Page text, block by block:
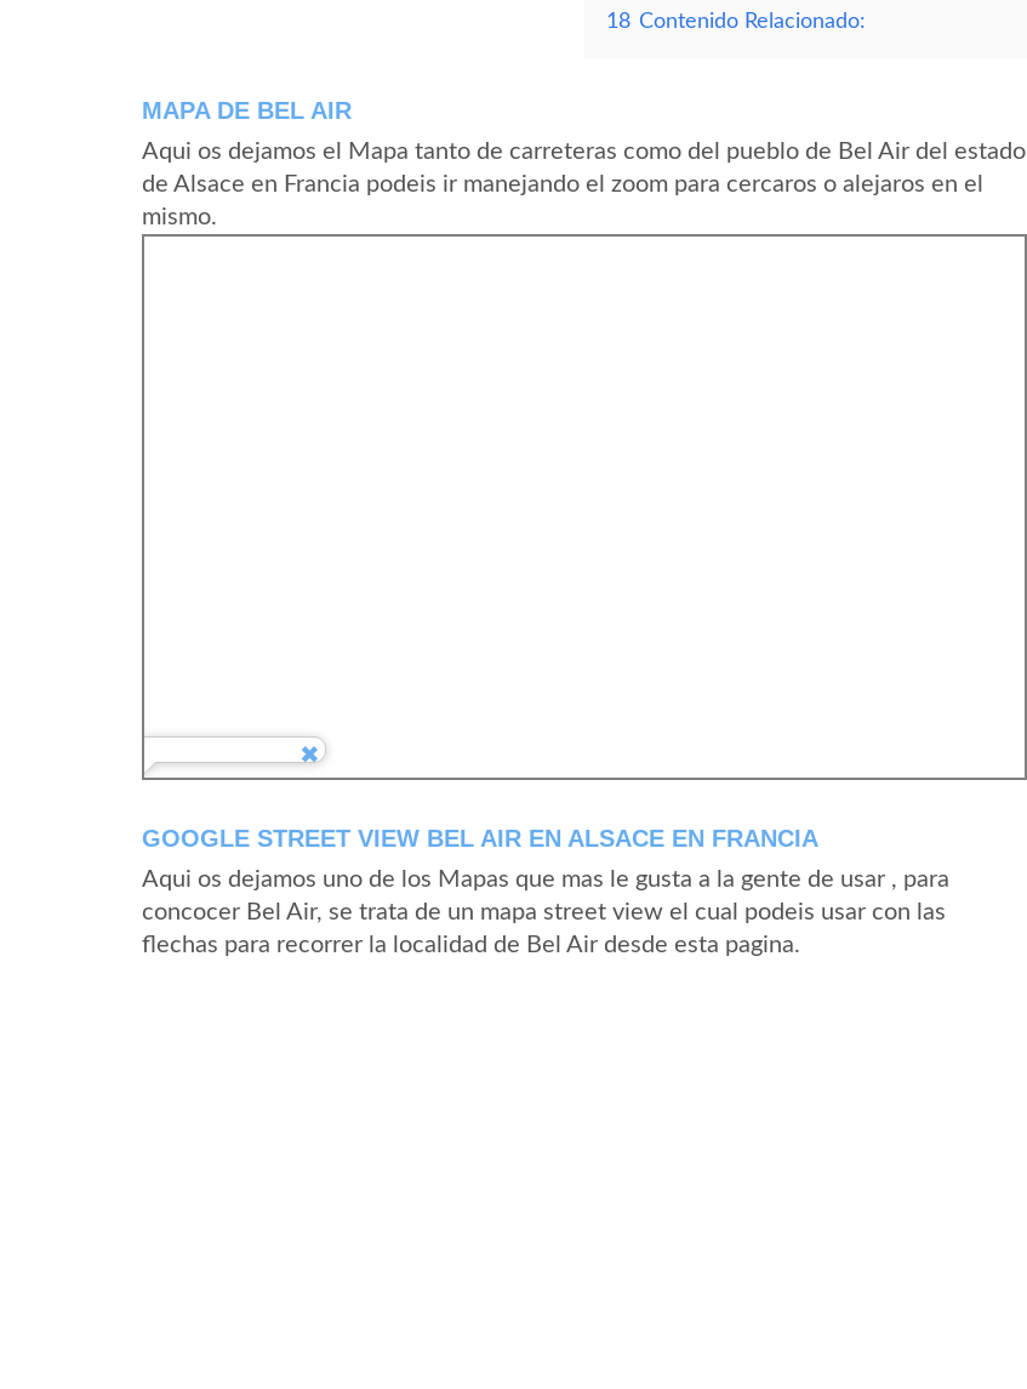
18 Contenido Relacionado:
MAPA DE BEL AIR
Aqui os dejamos el Mapa tanto de carreteras como del pueblo de Bel Air del estado
de Alsace en Francia podeis ir manejando el zoom para cercaros o alejaros en el
mismo.
GOOGLE STREET VIEW BEL AIR EN ALSACE EN FRANCIA
Aqui os dejamos uno de los Mapas que mas le gusta a la gente de usar , para
concocer Bel Air, se trata de un mapa street view el cual podeis usar con las
flechas para recorrer la localidad de Bel Air desde esta pagina.